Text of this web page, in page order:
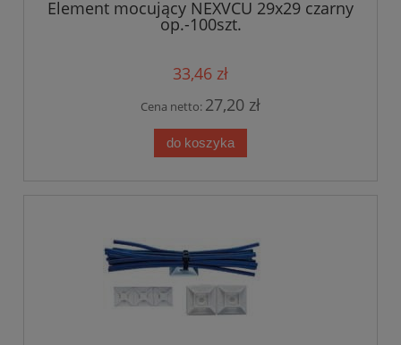
Element mocujący NEXVCU 29x29 czarny
op.-100szt.
33,46 zł
Cena netto: 27,20 zł
do koszyka